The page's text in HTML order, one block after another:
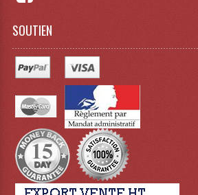
Lampes À Décharges
Lampes De Couleurs
Lampes Dichroique
SOUTIEN